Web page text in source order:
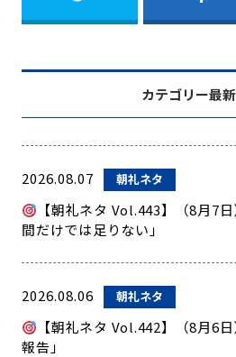
カテゴリー最
2026.08.07 朝礼ネタ
【朝礼ネタ Vol.443】（8月7
間だけでは足りない」
2026.08.06 朝礼ネタ
【朝礼ネタ Vol.442】（8月6
報告」